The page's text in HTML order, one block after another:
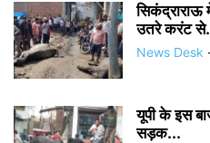
सिकंद्राराऊ
उतरे करंट
News Desk
यूपी के इस
सड़क...